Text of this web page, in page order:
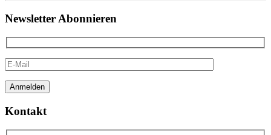
Newsletter Abonnieren
Kontakt